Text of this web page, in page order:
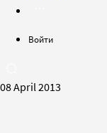
Войти
08 April 2013